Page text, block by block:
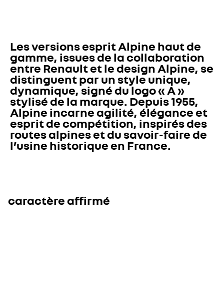
Les versions esprit Alpine haut de
gamme, issues de la collaboration
entre Renault et le design Alpine, se
distinguent par un style unique,
dynamique, signé du logo « A »
stylisé de la marque. Depuis 1955,
Alpine incarne agilité, élégance et
esprit de compétition, inspirés des
routes alpines et du savoir-faire de
l’usine historique en France.
caractère affirmé